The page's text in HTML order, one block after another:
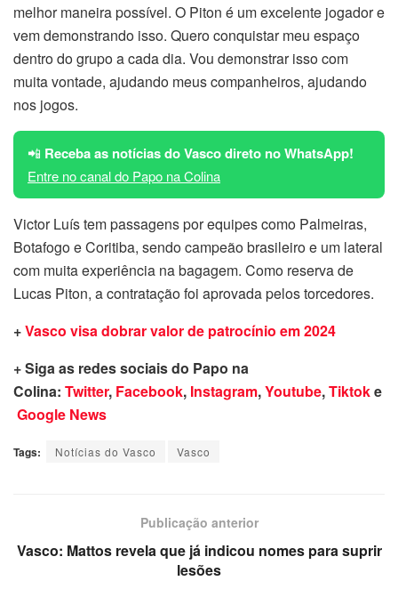
melhor maneira possível. O Piton é um excelente jogador e
vem demonstrando isso. Quero conquistar meu espaço
dentro do grupo a cada dia. Vou demonstrar isso com
muita vontade, ajudando meus companheiros, ajudando
nos jogos.
📲 Receba as notícias do Vasco direto no WhatsApp!
Entre no canal do Papo na Colina
Victor Luís tem passagens por equipes como Palmeiras,
Botafogo e Coritiba, sendo campeão brasileiro e um lateral
com muita experiência na bagagem. Como reserva de
Lucas Piton, a contratação foi aprovada pelos torcedores.
+Vasco visa dobrar valor de patrocínio em 2024
+ Siga as redes sociais do Papo na
Colina: Twitter, Facebook, Instagram,Youtube,Tiktoke
Google News
Tags: Notícias do Vasco Vasco
Publicação anterior
Vasco: Mattos revela que já indicou nomes para suprir
lesões